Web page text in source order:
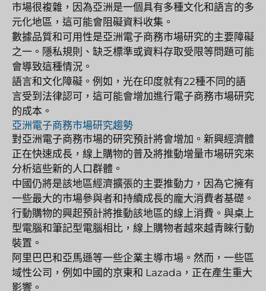
市場很複雜，因為亞洲是一個具有多種文化和語言的多
元化地區，這可能會阻礙資料收集。
數據品質和可用性是亞洲電子商務市場研究的主要障礙
之一。隱私規則、缺乏標準或資料存取受限等問題可能
會導致這種情況。
語言和文化障礙。例如，光在印度就有22種不同的語
言受到法律認可，這可能會增加進行電子商務市場研究
的成本。
亞洲電子商務市場研究趨勢
對亞洲電子商務市場的研究預計將會增加。新興經濟體
正在快速成長，線上購物的普及將推動增量市場研究來
分析這些新的人口群體。
中國仍將是該地區經濟擴張的主要推動力，因為它擁有
一些最大的市場參與者和持續成長的龐大消費者基礎。
行動購物的興起預計將推動該地區的線上消費。與桌上
型電腦和筆記型電腦相比，線上購物者越來越青睞行動
裝置。
阿里巴巴和亞馬遜等一些企業主導市場。然而，一些區
域性公司，例如中國的京東和 Lazada，正在產生重大
影響。